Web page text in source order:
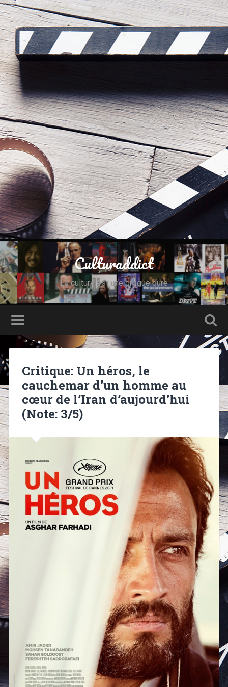
Culturaddict
La culture est une drogue dure
Critique: Un héros, le
cauchemar d’un homme au
cœur de l’Iran d’aujourd’hui
(Note: 3/5)